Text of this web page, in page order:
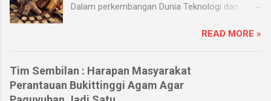
Dalam perkembangan Dunia Teknologi dan
yang hingga saat ini masih ada dan berkembang
di masyarakat. Menurut Kamus Besar Bahasa
Indonesia (KBBI) santet berarti sihir, menyihir.
Ilmu Santet merupakan aliran ilmu hitam yang
digunakan untuk mengendalikan alam seperti
READ MORE »
Tim Sembilan : Harapan Masyarakat
Perantauan Bukittinggi Agam Agar